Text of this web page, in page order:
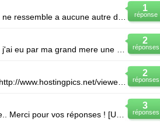
1
réponse
2
réponses
2
réponses
Oups j'ai oublié de joindre les liens!! URL=http://www.hostingpics.net/viewer.php?id=61601720130327
3
réponses